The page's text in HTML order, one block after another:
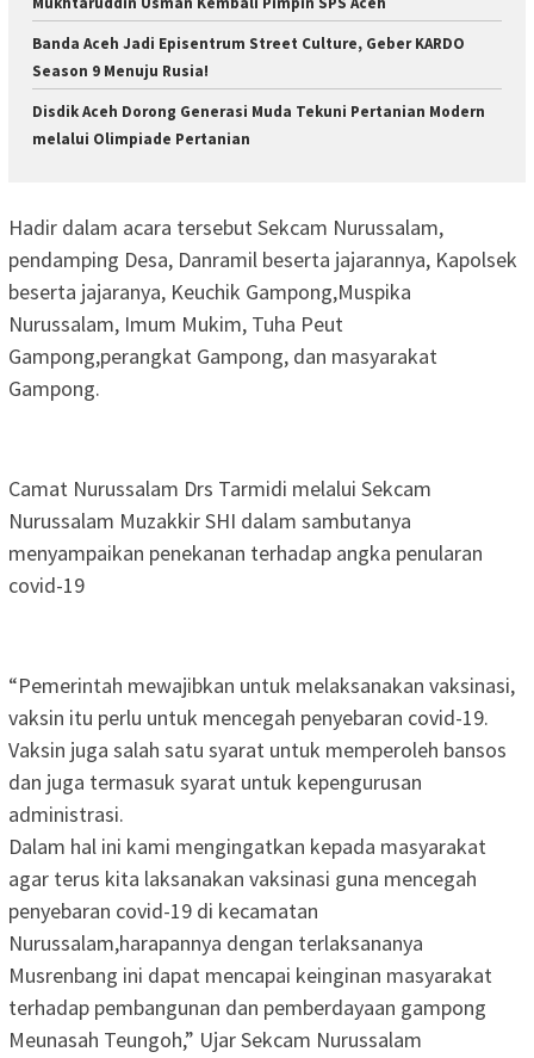
Banda Aceh Jadi Episentrum Street Culture, Geber KARDO
Season 9 Menuju Rusia!
Disdik Aceh Dorong Generasi Muda Tekuni Pertanian Modern
melalui Olimpiade Pertanian
Hadir dalam acara tersebut Sekcam Nurussalam,
pendamping Desa, Danramil beserta jajarannya, Kapolsek
beserta jajaranya, Keuchik Gampong,Muspika
Nurussalam, Imum Mukim, Tuha Peut
Gampong,perangkat Gampong, dan masyarakat
Gampong.
Camat Nurussalam Drs Tarmidi melalui Sekcam
Nurussalam Muzakkir SHI dalam sambutanya
menyampaikan penekanan terhadap angka penularan
covid-19
“Pemerintah mewajibkan untuk melaksanakan vaksinasi,
vaksin itu perlu untuk mencegah penyebaran covid-19.
Vaksin juga salah satu syarat untuk memperoleh bansos
dan juga termasuk syarat untuk kepengurusan
administrasi.
Dalam hal ini kami mengingatkan kepada masyarakat
agar terus kita laksanakan vaksinasi guna mencegah
penyebaran covid-19 di kecamatan
Nurussalam,harapannya dengan terlaksananya
Musrenbang ini dapat mencapai keinginan masyarakat
terhadap pembangunan dan pemberdayaan gampong
Meunasah Teungoh,” Ujar Sekcam Nurussalam